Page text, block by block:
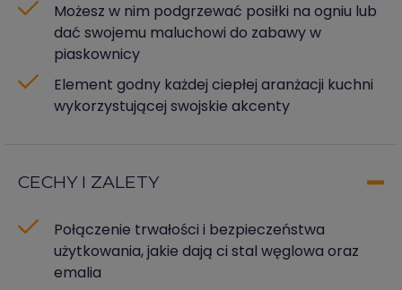
Możesz w nim podgrzewać posiłki na ogniu lub
dać swojemu maluchowi do zabawy w
piaskownicy
Element godny każdej ciepłej aranżacji kuchni
wykorzystującej swojskie akcenty
CECHY I ZALETY
Połączenie trwałości i bezpieczeństwa
użytkowania, jakie dają ci stal węglowa oraz
emalia